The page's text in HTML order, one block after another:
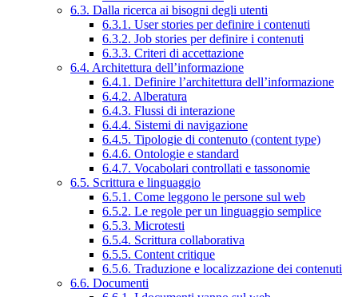
6.3. Dalla ricerca ai bisogni degli utenti
6.3.1. User stories per definire i contenuti
6.3.2. Job stories per definire i contenuti
6.3.3. Criteri di accettazione
6.4. Architettura dell’informazione
6.4.1. Definire l’architettura dell’informazione
6.4.2. Alberatura
6.4.3. Flussi di interazione
6.4.4. Sistemi di navigazione
6.4.5. Tipologie di contenuto (content type)
6.4.6. Ontologie e standard
6.4.7. Vocabolari controllati e tassonomie
6.5. Scrittura e linguaggio
6.5.1. Come leggono le persone sul web
6.5.2. Le regole per un linguaggio semplice
6.5.3. Microtesti
6.5.4. Scrittura collaborativa
6.5.5. Content critique
6.5.6. Traduzione e localizzazione dei contenuti
6.6. Documenti